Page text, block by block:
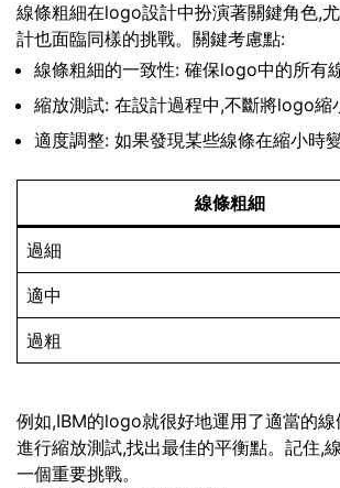
線條粗細在logo設計中扮演著關鍵角色,
計也面臨同樣的挑戰。關鍵考慮點:
線條粗細的一致性: 確保logo中的所有
縮放測試: 在設計過程中,不斷將logo縮
適度調整: 如果發現某些線條在縮小時
線條粗細
過細
適中
過粗
例如,IBM的logo就很好地運用了適當的
進行縮放測試,找出最佳的平衡點。記住,
一個重要挑戰。